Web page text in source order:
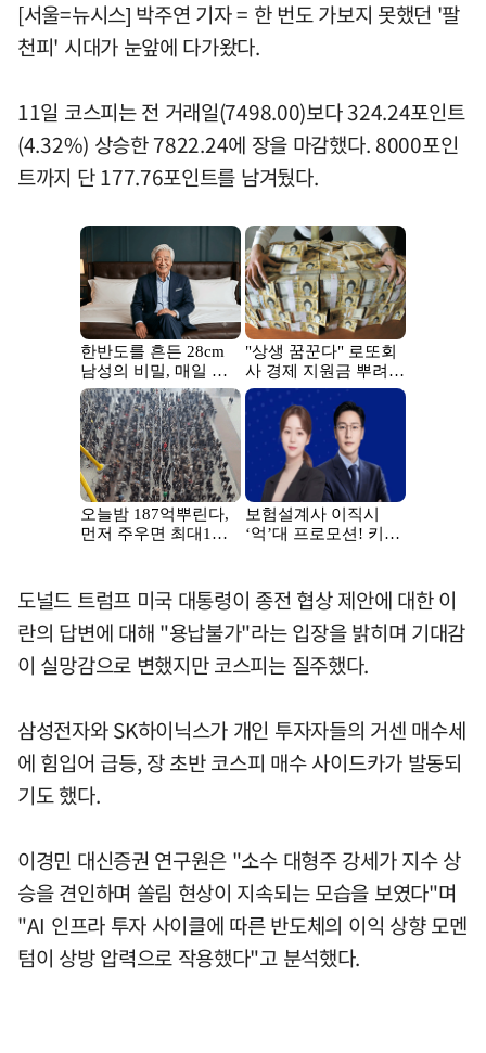
[서울=뉴시스] 박주연 기자 = 한 번도 가보지 못했던 '팔
천피' 시대가 눈앞에 다가왔다.
11일 코스피는 전 거래일(7498.00)보다 324.24포인트
(4.32%) 상승한 7822.24에 장을 마감했다. 8000포인
트까지 단 177.76포인트를 남겨뒀다.
도널드 트럼프 미국 대통령이 종전 협상 제안에 대한 이
란의 답변에 대해 "용납불가"라는 입장을 밝히며 기대감
이 실망감으로 변했지만 코스피는 질주했다.
삼성전자와 SK하이닉스가 개인 투자자들의 거센 매수세
에 힘입어 급등, 장 초반 코스피 매수 사이드카가 발동되
기도 했다.
이경민 대신증권 연구원은 "소수 대형주 강세가 지수 상
승을 견인하며 쏠림 현상이 지속되는 모습을 보였다"며
"AI 인프라 투자 사이클에 따른 반도체의 이익 상향 모멘
텀이 상방 압력으로 작용했다"고 분석했다.